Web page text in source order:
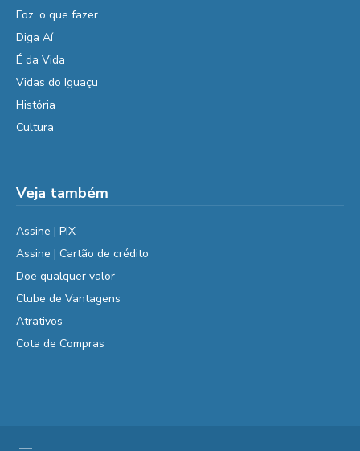
Foz, o que fazer
Diga Aí
É da Vida
Vidas do Iguaçu
História
Cultura
Veja também
Assine | PIX
Assine | Cartão de crédito
Doe qualquer valor
Clube de Vantagens
Atrativos
Cota de Compras